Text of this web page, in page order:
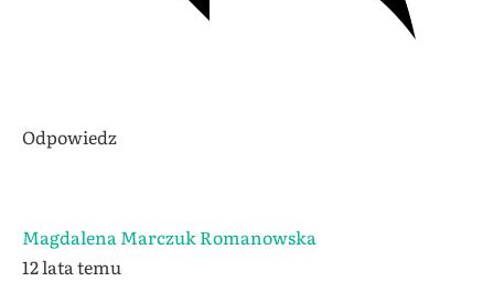
Odpowiedz
Magdalena Marczuk Romanowska
12 lata temu